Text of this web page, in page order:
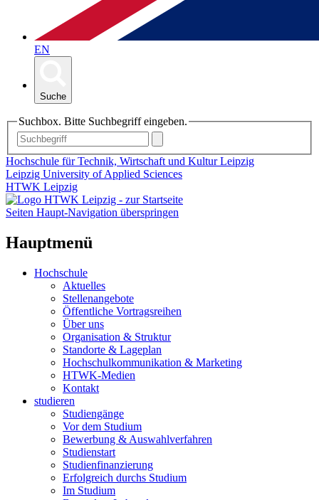
EN
Suche
Suchbox. Bitte Suchbegriff eingeben.
Hochschule für Technik, Wirtschaft und Kultur Leipzig
Leipzig University of Applied Sciences
HTWK Leipzig
Seiten Haupt-Navigation überspringen
Hauptmenü
Hochschule
Aktuelles
Stellenangebote
Öffentliche Vortragsreihen
Über uns
Organisation & Struktur
Standorte & Lageplan
Hochschulkommunikation & Marketing
HTWK-Medien
Kontakt
studieren
Studiengänge
Vor dem Studium
Bewerbung & Auswahlverfahren
Studienstart
Studienfinanzierung
Erfolgreich durchs Studium
Im Studium